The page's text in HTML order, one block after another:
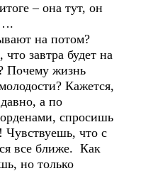
– она тут, он
на потом?
завтра будет на
Почему жизнь
Кажется,
а по
спросишь
Чувствуешь, что с
все ближе. Как
но только